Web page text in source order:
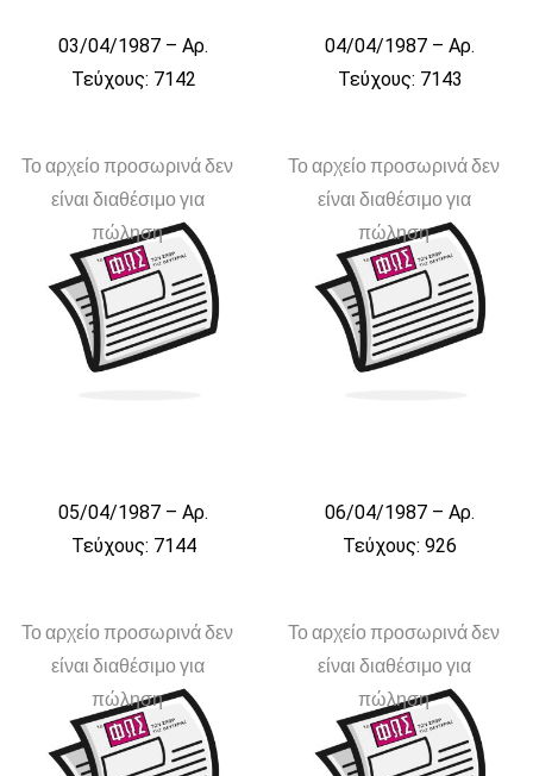
03/04/1987 – Αρ.
Τεύχους: 7142
04/04/1987 – Αρ.
Τεύχους: 7143
Το αρχείο προσωρινά δεν
είναι διαθέσιμο για
πώληση
05/04/1987 – Αρ.
Τεύχους: 7144
Το αρχείο προσωρινά δεν
είναι διαθέσιμο για
πώληση
06/04/1987 – Αρ.
Τεύχους: 926
Το αρχείο προσωρινά δεν
είναι διαθέσιμο για
πώληση
Το αρχείο προσωρινά δεν
είναι διαθέσιμο για
πώληση